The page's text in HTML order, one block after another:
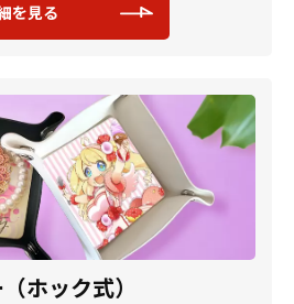
を見る
ホック式）